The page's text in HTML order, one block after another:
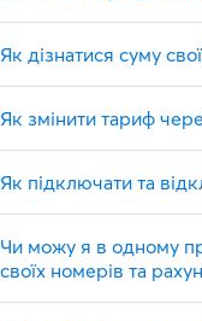
Як дізнатися суму
Як змінити тариф
Як підключати та
Чи можу я в одному
своїх номерів та